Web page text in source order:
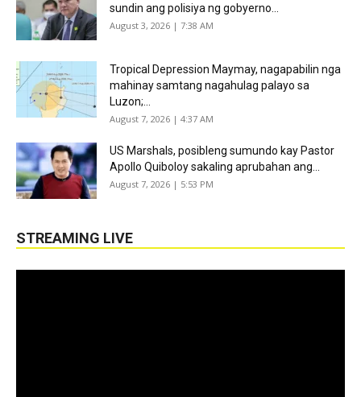
sundin ang polisiya ng gobyerno...
August 3, 2026 | 7:38 AM
Tropical Depression Maymay, nagapabilin nga
mahinay samtang nagahulag palayo sa
Luzon;...
August 7, 2026 | 4:37 AM
US Marshals, posibleng sumundo kay Pastor
Apollo Quiboloy sakaling aprubahan ang...
August 7, 2026 | 5:53 PM
STREAMING LIVE